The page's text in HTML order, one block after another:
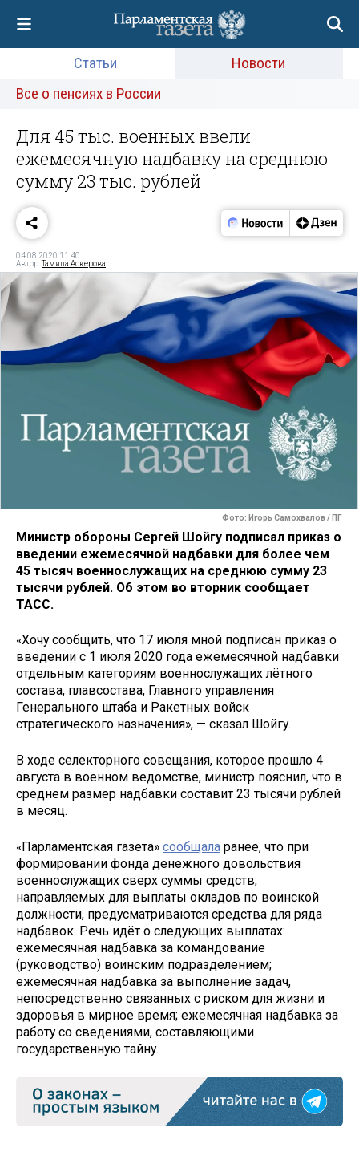
Статьи
Новости
Все о пенсиях в России
Для 45 тыс. военных ввели
ежемесячную надбавку на среднюю
сумму 23 тыс. рублей
04.08.2020 11:40
Автор:Тамила Аскерова
Фото: Игорь Самохвалов / ПГ
Министр обороны Сергей Шойгу подписал приказ о
введении ежемесячной надбавки для более чем
45 тысяч военнослужащих на среднюю сумму 23
тысячи рублей. Об этом во вторник сообщает
ТАСС.
«Хочу сообщить, что 17 июля мной подписан приказ о
введении с 1 июля 2020 года ежемесячной надбавки
отдельным категориям военнослужащих лётного
состава, плавсостава, Главного управления
Генерального штаба и Ракетных войск
стратегического назначения», — сказал Шойгу.
В ходе селекторного совещания, которое прошло 4
августа в военном ведомстве, министр пояснил, что в
среднем размер надбавки составит 23 тысячи рублей
в месяц.
«Парламентская газета» сообщала ранее, что при
формировании фонда денежного довольствия
военнослужащих сверх суммы средств,
направляемых для выплаты окладов по воинской
должности, предусматриваются средства для ряда
надбавок. Речь идёт о следующих выплатах:
ежемесячная надбавка за командование
(руководство) воинским подразделением;
ежемесячная надбавка за выполнение задач,
непосредственно связанных с риском для жизни и
здоровья в мирное время; ежемесячная надбавка за
работу со сведениями, составляющими
государственную тайну.